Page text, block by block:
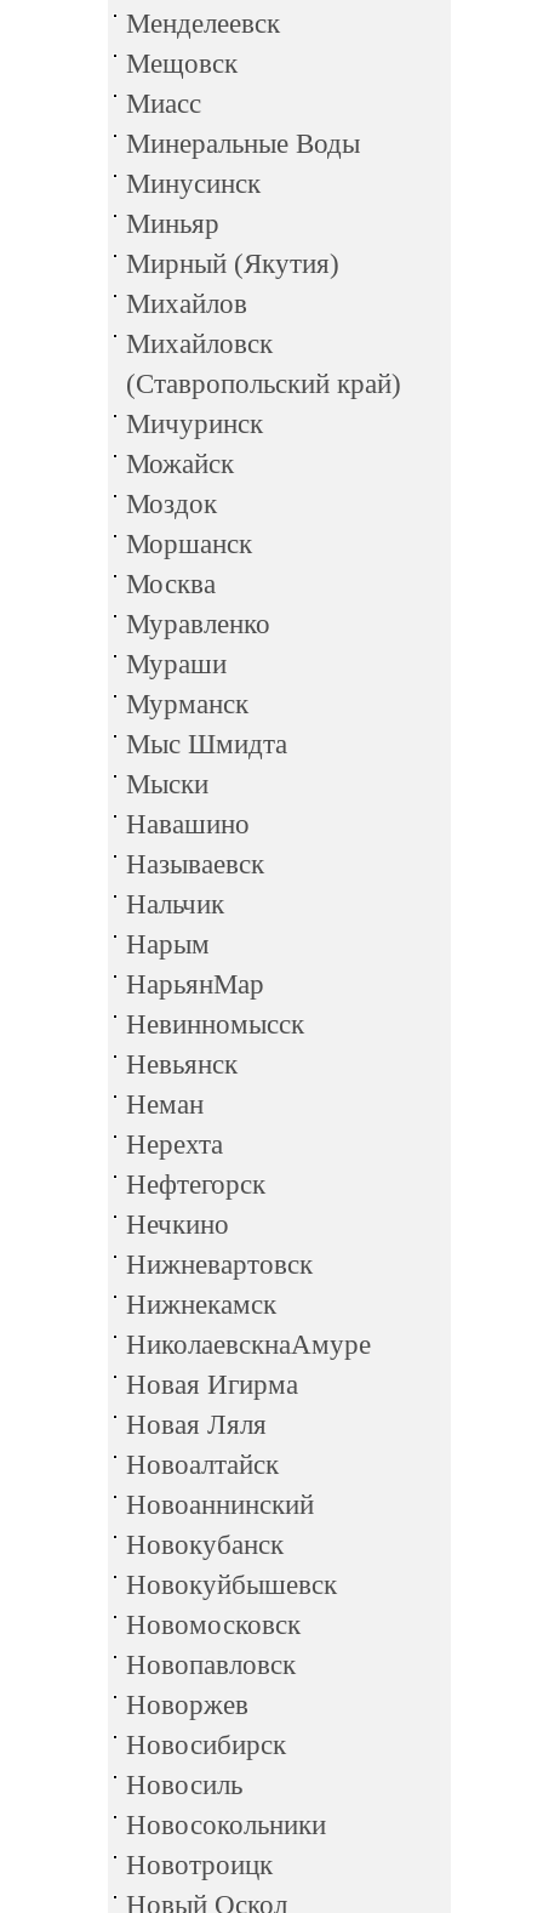
Менделеевск
Мещовск
Миасс
Минеральные Воды
Минусинск
Миньяр
Мирный (Якутия)
Михайлов
Михайловск
(Ставропольский край)
Мичуринск
Можайск
Моздок
Моршанск
Москва
Муравленко
Мураши
Мурманск
Мыс Шмидта
Мыски
Навашино
Называевск
Нальчик
Нарым
НарьянМар
Невинномысск
Невьянск
Неман
Нерехта
Нефтегорск
Нечкино
Нижневартовск
Нижнекамск
НиколаевскнаАмуре
Новая Игирма
Новая Ляля
Новоалтайск
Новоаннинский
Новокубанск
Новокуйбышевск
Новомосковск
Новопавловск
Новоржев
Новосибирск
Новосиль
Новосокольники
Новотроицк
Новый Оскол